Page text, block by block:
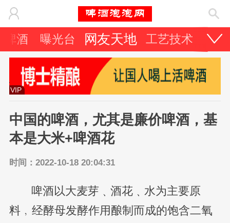
啤酒 曝光台 网友天地 工艺技术 啤
VIP
中国的啤酒，尤其是廉价啤酒，基
本是大米+啤酒花
时间：2022-10-18 20:04:31
啤酒以大麦芽﹑酒花﹑水为主要原
料﹐经酵母发酵作用酿制而成的饱含二氧